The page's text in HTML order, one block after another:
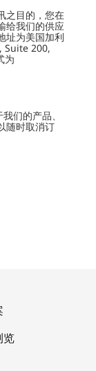
之目的，您在
给我们的供应
为美国加利
Suite 200,
为
们的产品、
随时取消订
览